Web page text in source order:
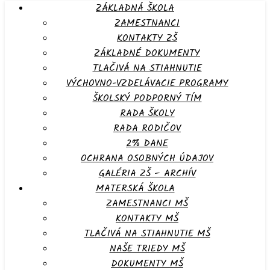
ZÁKLADNÁ ŠKOLA
ZAMESTNANCI
KONTAKTY ZŠ
ZÁKLADNÉ DOKUMENTY
TLAČIVÁ NA STIAHNUTIE
VÝCHOVNO-VZDELÁVACIE PROGRAMY
ŠKOLSKÝ PODPORNÝ TÍM
RADA ŠKOLY
RADA RODIČOV
2% DANE
OCHRANA OSOBNÝCH ÚDAJOV
GALÉRIA ZŠ – ARCHÍV
MATERSKÁ ŠKOLA
ZAMESTNANCI MŠ
KONTAKTY MŠ
TLAČIVÁ NA STIAHNUTIE MŠ
NAŠE TRIEDY MŠ
DOKUMENTY MŠ